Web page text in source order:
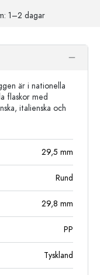
1–2 dagar
är i nationella
flaskor med
italienska och
29,5 mm
Rund
29,8 mm
PP
Tyskland